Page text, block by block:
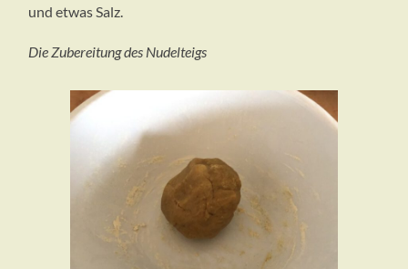
und etwas Salz.
Die Zubereitungdes Nudelteigs